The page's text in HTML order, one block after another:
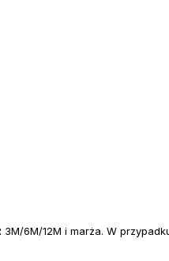
6M/12M i marża. W